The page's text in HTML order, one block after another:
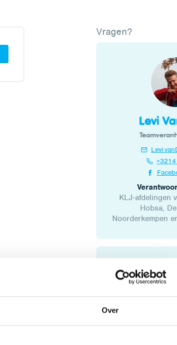
Over
Vragen?
Levi
KLJ-afdelingen
Hobsa,
Noorderkempen
Emely